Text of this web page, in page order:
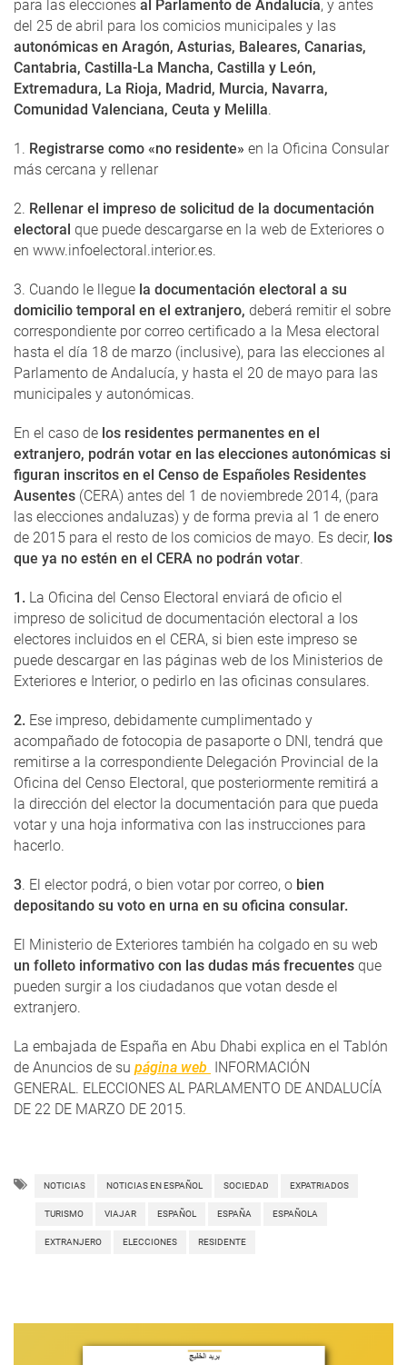
para las elecciones al Parlamento de Andalucía, y antes
del 25 de abril para los comicios municipales y las
autonómicas en Aragón, Asturias, Baleares, Canarias,
Cantabria, Castilla-La Mancha, Castilla y León,
Extremadura, La Rioja, Madrid, Murcia, Navarra,
Comunidad Valenciana, Ceuta y Melilla.
1. Registrarse como «no residente» en la Oficina Consular
más cercana y rellenar
2. Rellenar el impreso de solicitud de la documentación
electoral que puede descargarse en la web de Exteriores o
en www.infoelectoral.interior.es.
3. Cuando le llegue la documentación electoral a su
domicilio temporal en el extranjero, deberá remitir el sobre
correspondiente por correo certificado a la Mesa electoral
hasta el día 18 de marzo (inclusive), para las elecciones al
Parlamento de Andalucía, y hasta el 20 de mayo para las
municipales y autonómicas.
En el caso de los residentes permanentes en el
extranjero, podrán votar en las elecciones autonómicas si
figuran inscritos en el Censo de Españoles Residentes
Ausentes (CERA) antes del 1 de noviembrede 2014, (para
las elecciones andaluzas) y de forma previa al 1 de enero
de 2015 para el resto de los comicios de mayo. Es decir, los
que ya no estén en el CERA no podrán votar.
1. La Oficina del Censo Electoral enviará de oficio el
impreso de solicitud de documentación electoral a los
electores incluidos en el CERA, si bien este impreso se
puede descargar en las páginas web de los Ministerios de
Exteriores e Interior, o pedirlo en las oficinas consulares.
2. Ese impreso, debidamente cumplimentado y
acompañado de fotocopia de pasaporte o DNI, tendrá que
remitirse a la correspondiente Delegación Provincial de la
Oficina del Censo Electoral, que posteriormente remitirá a
la dirección del elector la documentación para que pueda
votar y una hoja informativa con las instrucciones para
hacerlo.
3. El elector podrá, o bien votar por correo, o bien
depositando su voto en urna en su oficina consular.
El Ministerio de Exteriores también ha colgado en su web
un folleto informativo con las dudas más frecuentes que
pueden surgir a los ciudadanos que votan desde el
extranjero.
La embajada de España en Abu Dhabi explica en el Tablón
de Anuncios de su página web INFORMACIÓN
GENERAL. ELECCIONES AL PARLAMENTO DE ANDALUCÍA
DE 22 DE MARZO DE 2015.
NOTICIAS NOTICIAS EN ESPAÑOL SOCIEDAD EXPATRIADOS
TURISMO VIAJAR ESPAÑOL ESPAÑA ESPAÑOLA
EXTRANJERO ELECCIONES RESIDENTE